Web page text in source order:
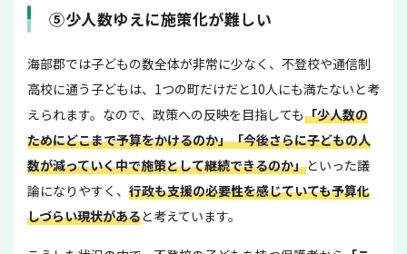
⑤少人数ゆえに施策化が難しい
海部郡では子どもの数全体が非常に少なく、不登校や通信制
高校に通う子どもは、1つの町だけだと10人にも満たないと考
えられます。なので、政策への反映を目指しても「少人数の
ためにどこまで予算をかけるのか」「今後さらに子どもの人
数が減っていく中で施策として継続できるのか」といった議
論になりやすく、 行政も支援の必要性を感じていても予算化
しづらい現状があると考えています。